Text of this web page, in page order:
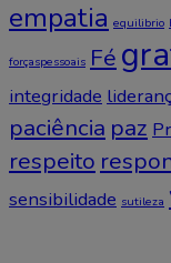
empatia equilibrio
forçaspessoais Fé
integridade
paciência paz
respeito
sensibilidade sutileza